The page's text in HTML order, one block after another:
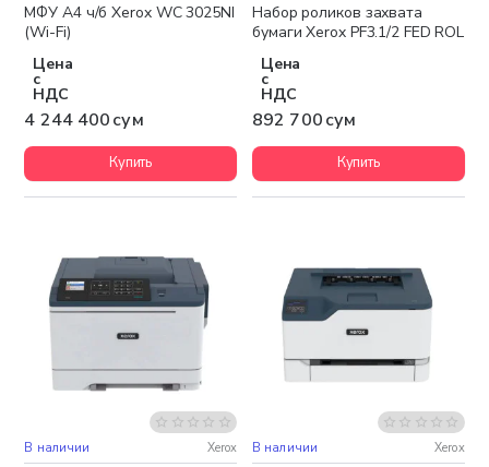
МФУ А4 ч/б Xerox WC 3025NI
(Wi-Fi)
Цена
с
НДС
4 244 400 сум
Купить
Набор роликов захвата
бумаги Xerox PF3.1/2 FED ROL
Цена
с
НДС
892 700 сум
Купить
Бесплатная доставка
В наличии Xerox Бесплатная доставка
В наличии Xerox